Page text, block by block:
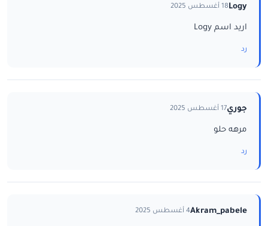
Logy18 أغسطس 2025
اريد اسم Logy
رد
جوري17 أغسطس 2025
مرهه حلو
رد
Akram_pabele4 أغسطس 2025